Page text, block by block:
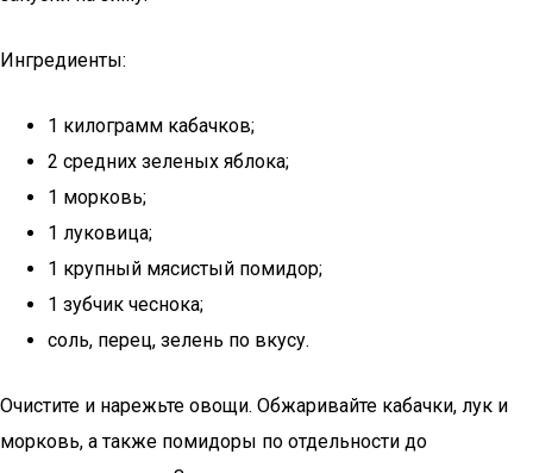
Ингредиенты:
1 килограмм кабачков;
2 средних зеленых яблока;
1 морковь;
1 луковица;
1 крупный мясистый помидор;
1 зубчик чеснока;
соль, перец, зелень по вкусу.
Очистите и нарежьте овощи. Обжаривайте кабачки, лук и
морковь, а также помидоры по отдельности до